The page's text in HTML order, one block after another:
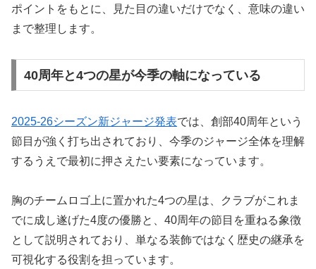
ポイントをもとに、見た目の違いだけでなく、意味の違い
まで整理します。
40周年と4つの星が今季の軸になっている
2025-26シーズン新ジャージ発表では、創部40周年という
節目が強く打ち出されており、今季のジャージ全体を理解
するうえで最初に押さえたい要素になっています。
胸のチームロゴ上に置かれた4つの星は、クラブがこれま
でに成し遂げた4度の優勝と、40周年の節目を重ねる象徴
として説明されており、単なる装飾ではなく歴史の継承を
可視化する役割を担っています。